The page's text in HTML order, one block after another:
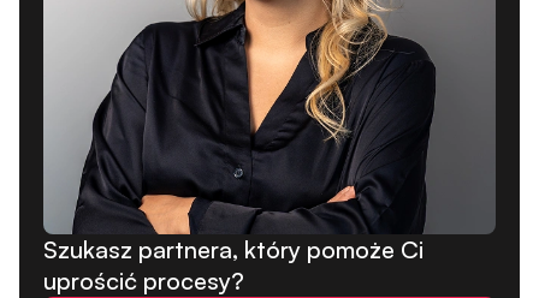
Szukasz partnera, który pomoże Ci
uprościć procesy?